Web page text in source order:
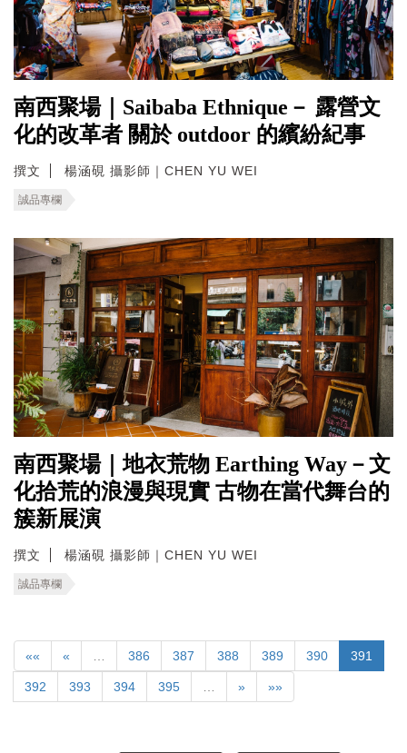
南西聚場｜Saibaba Ethnique－ 露營文
化的改革者 關於 outdoor 的繽紛紀事
撰文 楊涵硯 攝影師｜CHEN YU WEI
誠品專欄
南西聚場｜地衣荒物 Earthing Way－文
化拾荒的浪漫與現實 古物在當代舞台的
簇新展演
撰文 楊涵硯 攝影師｜CHEN YU WEI
誠品專欄
«« « 386 387 388 389 390 391
392 393 394 395 » »»